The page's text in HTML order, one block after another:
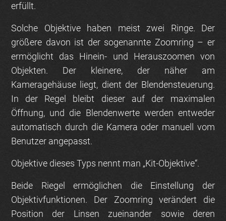
erfüllt.
Solche Objektive haben meist zwei Ringe. Der
größere davon ist der sogenannte Zoomring – er
ermöglicht das Hinein- und Herauszoomen von
Objekten. Der kleinere, der näher am
Kameragehäuse liegt, dient der Blendensteuerung.
In der Regel bleibt dieser auf der maximalen
Öffnung, und die Blendenwerte werden entweder
automatisch durch die Kamera oder manuell vom
Benutzer angepasst.
Objektive dieses Typs nennt man „Kit-Objektive“.
Beide Riegel ermöglichen die Einstellung der
Objektivfunktionen. Der Zoomring verändert die
Position der Linsen zueinander sowie deren